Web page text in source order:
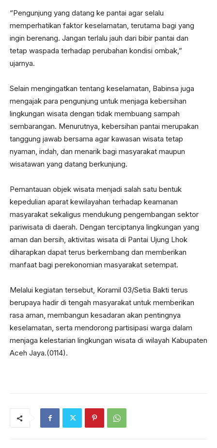
“Pengunjung yang datang ke pantai agar selalu
memperhatikan faktor keselamatan, terutama bagi yang
ingin berenang. Jangan terlalu jauh dari bibir pantai dan
tetap waspada terhadap perubahan kondisi ombak,”
ujarnya.
Selain mengingatkan tentang keselamatan, Babinsa juga
mengajak para pengunjung untuk menjaga kebersihan
lingkungan wisata dengan tidak membuang sampah
sembarangan. Menurutnya, kebersihan pantai merupakan
tanggung jawab bersama agar kawasan wisata tetap
nyaman, indah, dan menarik bagi masyarakat maupun
wisatawan yang datang berkunjung.
Pemantauan objek wisata menjadi salah satu bentuk
kepedulian aparat kewilayahan terhadap keamanan
masyarakat sekaligus mendukung pengembangan sektor
pariwisata di daerah. Dengan terciptanya lingkungan yang
aman dan bersih, aktivitas wisata di Pantai Ujung Lhok
diharapkan dapat terus berkembang dan memberikan
manfaat bagi perekonomian masyarakat setempat.
Melalui kegiatan tersebut, Koramil 03/Setia Bakti terus
berupaya hadir di tengah masyarakat untuk memberikan
rasa aman, membangun kesadaran akan pentingnya
keselamatan, serta mendorong partisipasi warga dalam
menjaga kelestarian lingkungan wisata di wilayah Kabupaten
Aceh Jaya.(0114).